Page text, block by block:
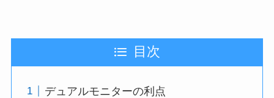
目次
デュアルモニターの利点